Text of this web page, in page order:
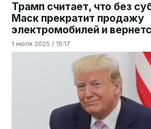
Трамп считает, что без
Маск прекратит продажу
электромобилей и
1 июля 2025 / 15:17